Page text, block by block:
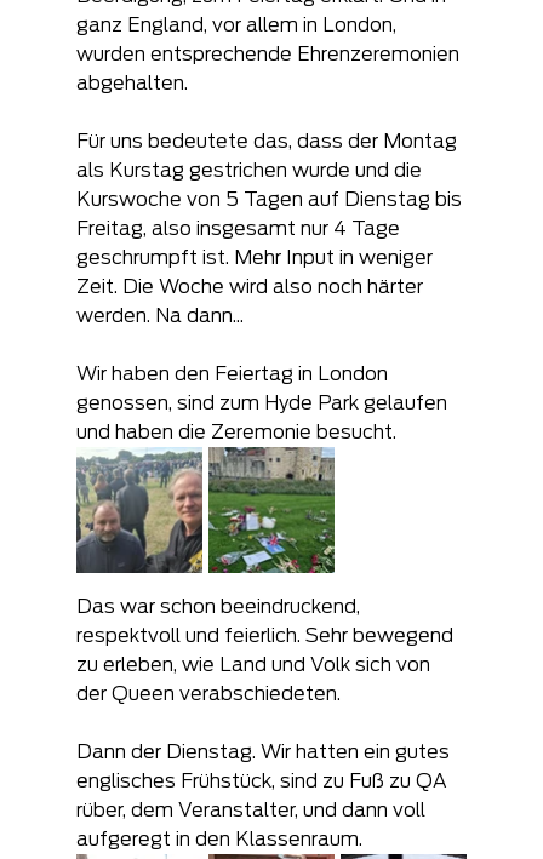
ganz England, vor allem in London,
wurden entsprechende Ehrenzeremonien
abgehalten.
Für uns bedeutete das, dass der Montag
als Kurstag gestrichen wurde und die
Kurswoche von 5 Tagen auf Dienstag bis
Freitag, also insgesamt nur 4 Tage
geschrumpft ist. Mehr Input in weniger
Zeit. Die Woche wird also noch härter
werden. Na dann...
Wir haben den Feiertag in London
genossen, sind zum Hyde Park gelaufen
und haben die Zeremonie besucht.
Das war schon beeindruckend,
respektvoll und feierlich. Sehr bewegend
zu erleben, wie Land und Volk sich von
der Queen verabschiedeten.
Dann der Dienstag. Wir hatten ein gutes
englisches Frühstück, sind zu Fuß zu QA
rüber, dem Veranstalter, und dann voll
aufgeregt in den Klassenraum.